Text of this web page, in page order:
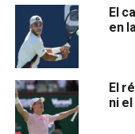
El
en
El
ni